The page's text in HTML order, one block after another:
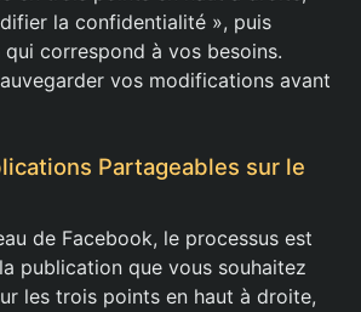
la confidentialité », puis
qui correspond à vos besoins.
vos modifications avant
Partageables sur le
de Facebook, le processus est
publication que vous souhaitez
les trois points en haut à droite,